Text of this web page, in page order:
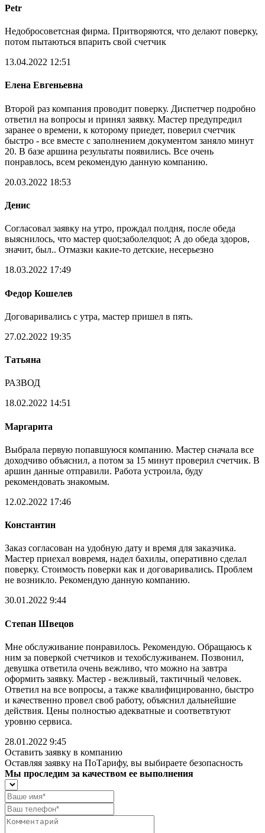
Petr
Недобросоветсная фирма. Притворяются, что делают поверку,
потом пытаються впарить свой счетчик
13.04.2022 12:51
Елена Евгеньевна
Второй раз компания проводит поверку. Диспетчер подробно
ответил на вопросы и принял заявку. Мастер предупредил
заранее о времени, к которому приедет, поверил счетчик
быстро - все вместе с заполнением документом заняло минут
20. В базе аршина результаты появились. Все очень
понравлось, всем рекомендую данную компанию.
20.03.2022 18:53
Денис
Согласовал заявку на утро, прождал полдня, после обеда
выяснилось, что мастер quot;заболелquot; А до обеда здоров,
значит, был.. Отмазки какие-то детские, несерьезно
18.03.2022 17:49
Федор Кошелев
Договаривались с утра, мастер пришел в пять.
27.02.2022 19:35
Татьяна
РАЗВОД
18.02.2022 14:51
Маргарита
Выбрала первую попавшуюся компанию. Мастер сначала все
доходчиво объяснил, а потом за 15 минут проверил счетчик. В
аршин данные отправили. Работа устроила, буду
рекомендовать знакомым.
12.02.2022 17:46
Константин
Заказ согласован на удобную дату и время для заказчика.
Мастер приехал вовремя, надел бахилы, оперативно сделал
поверку. Стоимость поверки как и договаривались. Проблем
не возникло. Рекомендую данную компанию.
30.01.2022 9:44
Степан Швецов
Мне обслуживание понравилось. Рекомендую. Обращаюсь к
ним за поверкой счетчиков и техобслуживанем. Позвонил,
девушка ответила очень вежливо, что можно на завтра
оформить заявку. Мастер - вежливый, тактичный человек.
Ответил на все вопросы, а также квалифицированно, быстро
и качественно провел своб работу, объяснил дальнейшие
действия. Цены полностью адекватные и соответвтуют
уровню сервиса.
28.01.2022 9:45
Оставить заявку в компанию
Оставляя заявку на ПоТарифу, вы выбираете безопасность
Мы проследим за качеством ее выполнения